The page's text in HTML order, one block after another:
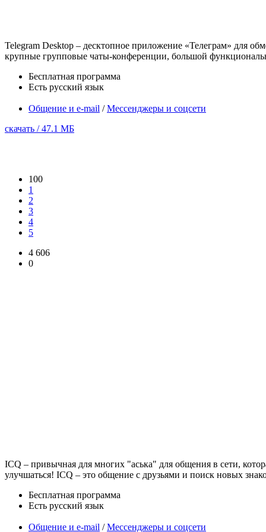
Telegram Desktop – десктопное приложение «Телеграм» для
крупные групповые чаты-конференции, большой
Бесплатная программа
Есть русский язык
Общение и e-mail /Мессенджеры и соцсети
скачать / 47.1 МБ
100
1
2
3
4
5
4 606
0
ICQ – привычная для многих "аська" для общения в сети,
улучшаться! ICQ – это общение с друзьями и поиск новых
Бесплатная программа
Есть русский язык
Общение и e-mail /Мессенджеры и соцсети